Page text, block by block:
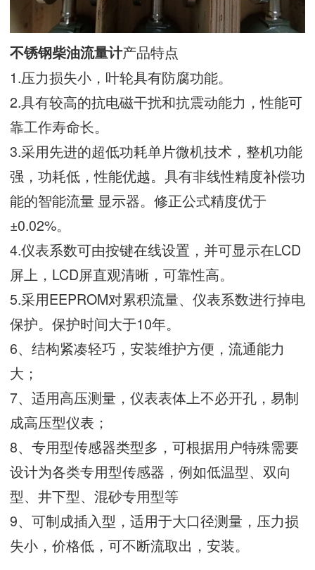
不锈钢柴油流量计产品特点
1.压力损失小，叶轮具有防腐功能。
2.具有较高的抗电磁干扰和抗震动能力，性能可
靠工作寿命长。
3.采用先进的超低功耗单片微机技术，整机功能
强，功耗低，性能优越。具有非线性精度补偿功
能的智能流量 显示器。修正公式精度优于
±0.02%。
4.仪表系数可由按键在线设置，并可显示在LCD
屏上，LCD屏直观清晰，可靠性高。
5.采用EEPROM对累积流量、仪表系数进行掉电
保护。保护时间大于10年。
6、结构紧凑轻巧，安装维护方便，流通能力
大；
7、适用高压测量，仪表表体上不必开孔，易制
成高压型仪表；
8、专用型传感器类型多，可根据用户特殊需要
设计为各类专用型传感器，例如低温型、双向
型、井下型、混砂专用型等
9、可制成插入型，适用于大口径测量，压力损
失小，价格低，可不断流取出，安装。